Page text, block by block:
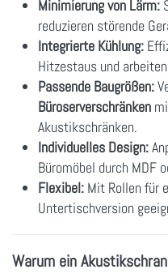
Minimierung von Lärm:
reduzieren störende
Integrierte Kühlung:
Hitzestaus und
Passende Baugrößen:
Büroserverschränken
Akustikschränken.
Individuelles Design:
Büromöbel durch MDF
Flexibel: Mit Rollen für
Untertischversion
Warum ein